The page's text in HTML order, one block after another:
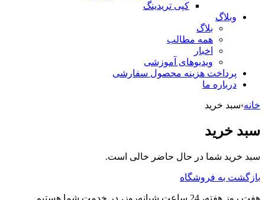
کپی تریدینگ
وبلاگ
بلاگ
همه مطالب
اخبار
ویدیوهای آموزشی
پرداخت هزینه محصول سفارشی
درباره ما
خانه›سبد خرید
سبد خرید
سبد خرید شما در حال حاضر خالی است.
بازگشت به فروشگاه
هفت روز هفته، 24 ساعت شبانه‌روز، در خدمت شما هستیم.